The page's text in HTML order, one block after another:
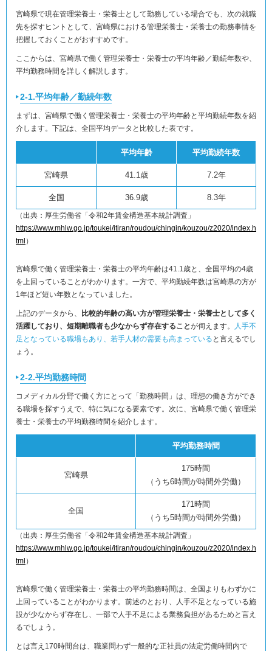
宮崎県で現在管理栄養士・栄養士として勤務している場合でも、次の就職
先を探すヒントとして、宮崎県における管理栄養士・栄養士の勤務事情を
把握しておくことがおすすめです。
ここからは、宮崎県で働く管理栄養士・栄養士の平均年齢／勤続年数や、
平均勤務時間を詳しく解説します。
2-1.平均年齢／勤続年数
まずは、宮崎県で働く管理栄養士・栄養士の平均年齢と平均勤続年数を紹
介します。下記は、全国平均データと比較した表です。
平均年齢 平均勤続年数
宮崎県 41.1歳 7.2年
全国 36.9歳 8.3年
（出典：厚生労働省「令和2年賃金構造基本統計調査」
https://www.mhlw.go.jp/toukei/itiran/roudou/chingin/kouzou/z2020/index.h
tml ）
宮崎県で働く管理栄養士・栄養士の平均年齢は41.1歳と、全国平均の4歳
を上回っていることがわかります。一方で、平均勤続年数は宮崎県の方が
1年ほど短い年数となっていました。
上記のデータから、
比較的年齢の高い方が管理栄養士・栄養士として多く
活躍しており、短期離職者も少なからず存在することが伺えます。
人手不
足となっている職場もあり、若手人材の需要も高まっている と言えるでし
ょう。
2-2.平均勤務時間
コメディカル分野で働く方にとって「勤務時間」は、理想の働き方ができ
る職場を探すうえで、特に気になる要素です。次に、宮崎県で働く管理栄
養士・栄養士の平均勤務時間を紹介します。
平均勤務時間
宮崎県
175時間
（うち6時間が時間外労働）
全国
171時間
（うち5時間が時間外労働）
（出典：厚生労働省「令和2年賃金構造基本統計調査」
https://www.mhlw.go.jp/toukei/itiran/roudou/chingin/kouzou/z2020/index.h
tml ）
宮崎県で働く管理栄養士・栄養士の平均勤務時間は、全国よりもわずかに
上回っていることがわかります。前述のとおり、人手不足となっている施
設が少なからず存在し、一部で人手不足による業務負担があるためと言え
るでしょう。
とは言え170時間台は、職業問わず一般的な正社員の法定労働時間内で